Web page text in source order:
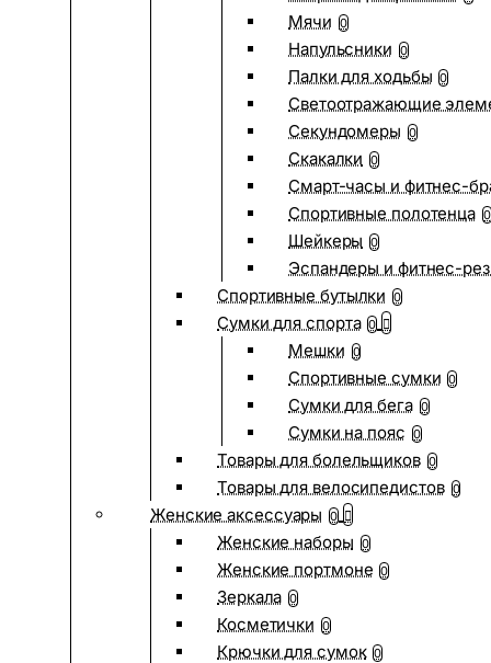
Мячи 0
Напульсники 0
Палки для ходьбы 0
Светоотражающие
Секундомеры 0
Скакалки 0
Смарт-часы и фитнес-
Спортивные полотенца 0
Шейкеры 0
Эспандеры и фитнес-
Спортивные бутылки 0
Сумки для спорта 0
Мешки 0
Спортивные сумки 0
Сумки для бега 0
Сумки на пояс 0
Товары для болельщиков 0
Товары для велосипедистов 0
Женские аксессуары 0
Женские наборы 0
Женские портмоне 0
Зеркала 0
Косметички 0
Крючки для сумок 0